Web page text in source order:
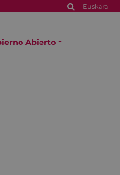
Euskara
Abierto